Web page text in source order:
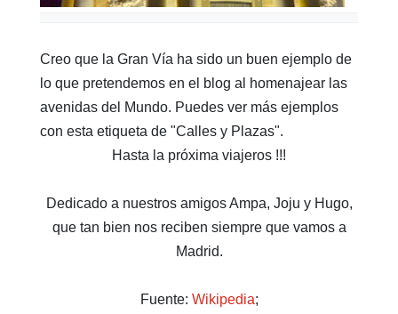
Creo que la Gran Vía ha sido un buen ejemplo de
lo que pretendemos en el blog al homenajear las
avenidas del Mundo. Puedes ver más ejemplos
con esta etiqueta de "Calles y Plazas".
Hasta la próxima viajeros !!!
Dedicado a nuestros amigos Ampa, Joju y Hugo,
que tan bien nos reciben siempre que vamos a
Madrid.
Fuente: Wikipedia;